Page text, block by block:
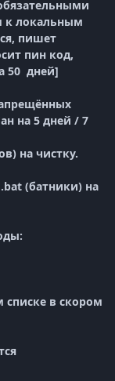
к локальным
пишет
пин код,
50 дней]
на 5 дней / 7
на чистку.
(батники) на
в скором